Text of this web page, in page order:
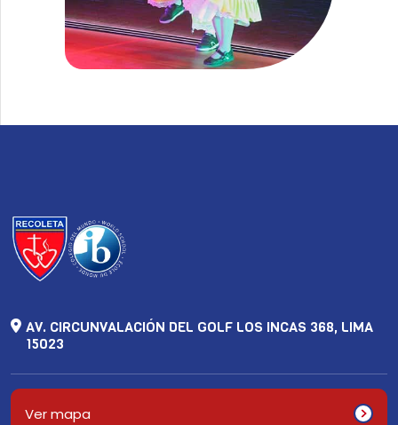
AV. CIRCUNVALACIÓN DEL GOLF LOS INCAS 368, LIMA
15023
Ver mapa